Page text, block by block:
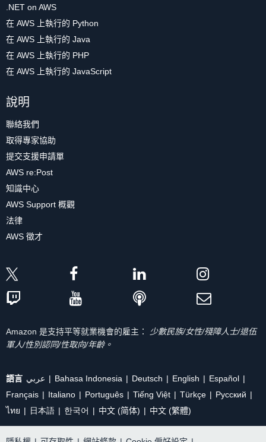
.NET on AWS
在 AWS 上執行的 Python
在 AWS 上執行的 Java
在 AWS 上執行的 PHP
在 AWS 上執行的 JavaScript
說明
聯絡我們
取得專家協助
提交支援申請單
AWS re:Post
知識中心
AWS Support 概觀
法律
AWS 徵才
Amazon 是支持平等就業機會的雇主：
少數民族/女性/殘障人士/退伍
軍人/性別認同/性取向/年齡。
語言 عربي Bahasa Indonesia Deutsch English
Español
Français
Italiano Português Tiếng Việt Türkçe
Ρусский
ไทย
日本語 한국어 中文 (简体) 中文 (繁體)